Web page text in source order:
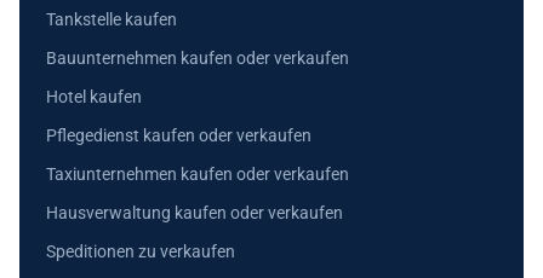
Tankstelle kaufen
Bauunternehmen kaufen oder verkaufen
Hotel kaufen
Pflegedienst kaufen oder verkaufen
Taxiunternehmen kaufen oder verkaufen
Hausverwaltung kaufen oder verkaufen
Speditionen zu verkaufen